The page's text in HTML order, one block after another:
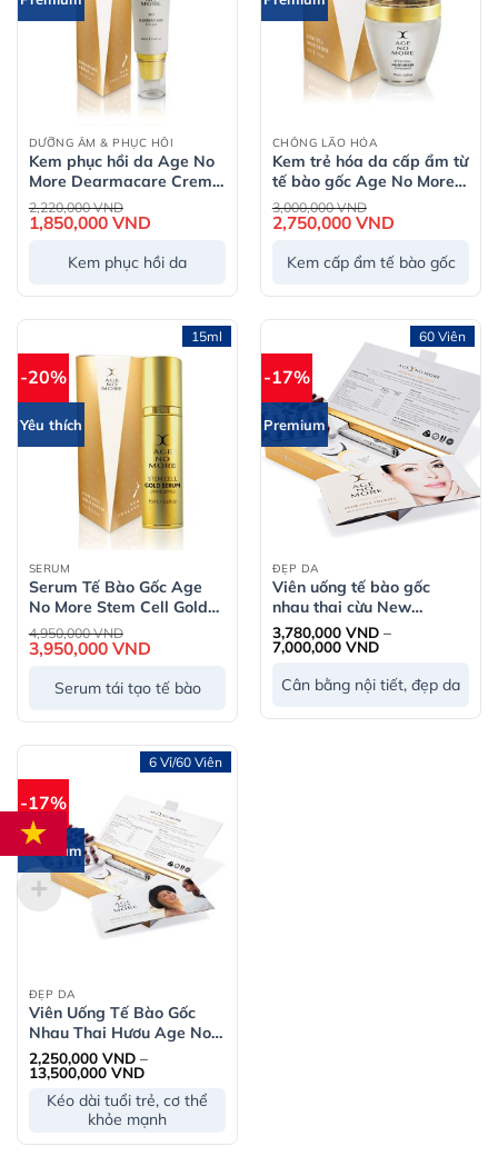
DƯỠNG ẨM & PHỤC HỒI
Kem phục hồi da Age No
More Dearmacare Creme
Manuka 20+ 30ml
2,220,000VND
gốc
là:
1,850,000 VNDGiá
tại
là:
Kem phục hồi da
CHỐNG LÃO HÓA
Kem trẻ hóa da cấp ẩm từ
tế bào gốc Age No More
Stem Cell Moisturizer
3,000,000VND
gốc
là:
2,750,000 VNDGiá
tại
là:
Kem cấp ẩm tế bào gốc
-20%
Yêu thích
15ml
SERUM
Serum Tế Bào Gốc Age
No More Stem Cell Gold
Serum 15ml
4,950,000VND
gốc
là:
3,950,000 VNDGiá
là:
Serum tái tạo tế bào
-17%
Premium
60 Viên
ĐẸP DA
Viên uống tế bào gốc
nhau thai cừu New
Zealand Age No More
Ovine 25,000mg
3,780,000 VND –
7,000,000 VNDKhoảng
3,780,000 VND
7,000,000 VND
Cân bằng nội tiết, đẹp da
-17%
Premium
6 Vỉ/60 Viên
ĐẸP DA
Viên Uống Tế Bào Gốc
Nhau Thai Hươu Age No
More Deer Placenta
2,250,000 VND –
13,500,000 VNDKhoảng
từ
2,250,000 VND
đến
13,500,000 VND
Kéo dài tuổi trẻ, cơ thể
khỏe mạnh